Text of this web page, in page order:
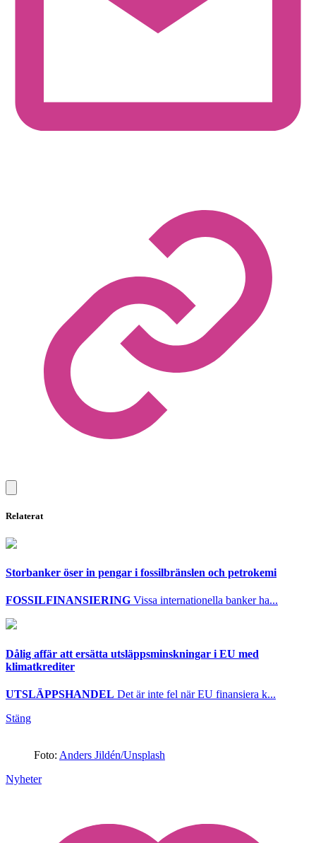
Relaterat
Storbanker öser in pengar i fossilbränslen och petrokemi
FOSSILFINANSIERING Vissa internationella banker ha...
Dålig affär att ersätta utsläppsminskningar i EU med
klimatkrediter
UTSLÄPPSHANDEL Det är inte fel när EU finansiera k...
Stäng
Foto: Anders Jildén/Unsplash
Nyheter